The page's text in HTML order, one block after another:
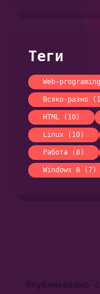
Теги
Web-
Всяко-разно
HTML (10)
Linux (10)
Работа (8)
Windows 8 (7)
Опубликовано